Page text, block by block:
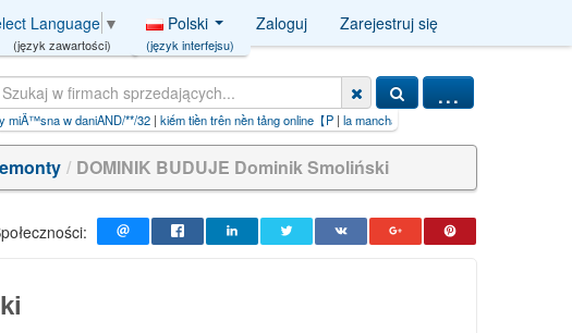
Language ▼
(język zawartości)
Polski
(język interfejsu)
Zaloguj Zarejestruj się
...
|kiếm tiền trên nền tảng online【P|la mancha|iljadore+paszport+do+piękna
/ DOMINIK BUDUJE Dominik Smoliński